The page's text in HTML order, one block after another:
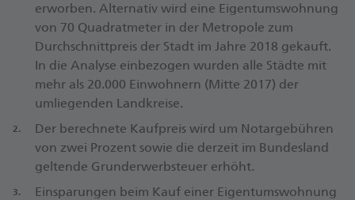
erworben. Alternativ wird eine Eigentumswohnung
von 70 Quadratmeter in der Metropole zum
Durchschnittpreis der Stadt im Jahre 2018 gekauft.
In die Analyse einbezogen wurden alle Städte mit
mehr als 20.000 Einwohnern (Mitte 2017) der
umliegenden Landkreise.
Der berechnete Kaufpreis wird um Notargebühren
von zwei Prozent sowie die derzeit im Bundesland
geltende Grunderwerbsteuer erhöht.
Einsparungen beim Kauf einer Eigentumswohnung